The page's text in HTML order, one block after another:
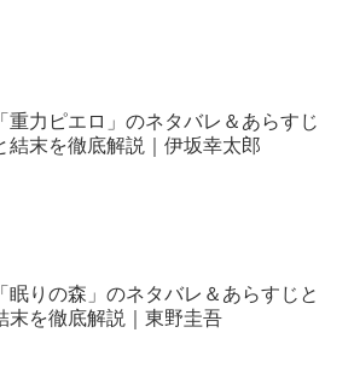
「重力ピエロ」のネタバレ＆あらすじ
結末を徹底解説｜伊坂幸太郎
「眠りの森」のネタバレ＆あらすじと
末を徹底解説｜東野圭吾